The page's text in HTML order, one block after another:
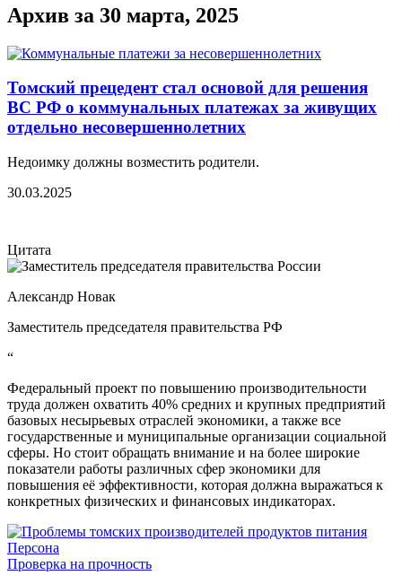
Архив за 30 марта, 2025
Томский прецедент стал основой для решения
ВС РФ о коммунальных платежах за живущих
отдельно несовершеннолетних
Недоимку должны возместить родители.
30.03.2025
Цитата
Александр Новак
Заместитель председателя правительства РФ
“
Федеральный проект по повышению производительности
труда должен охватить 40% средних и крупных предприятий
базовых несырьевых отраслей экономики, а также все
государственные и муниципальные организации социальной
сферы. Но стоит обращать внимание и на более широкие
показатели работы различных сфер экономики для
повышения её эффективности, которая должна выражаться к
конкретных физических и финансовых индикаторах.
Персона
Проверка на прочность